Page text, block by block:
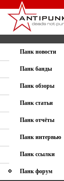
Панк новости
Панк банды
Панк обзоры
Панк статьи
Панк отчёты
Панк интервью
Панк ссылки
Панк форум